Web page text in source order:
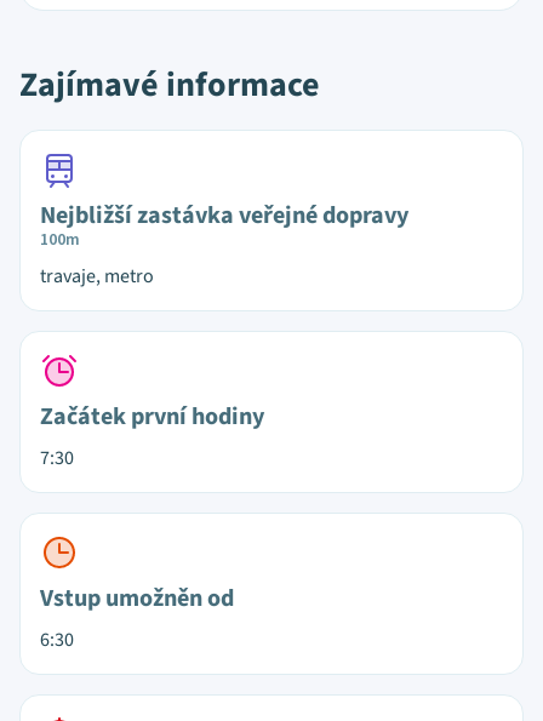
Zajímavé informace
Nejbližší zastávka veřejné dopravy
100m
travaje, metro
Začátek první hodiny
7:30
Vstup umožněn od
6:30